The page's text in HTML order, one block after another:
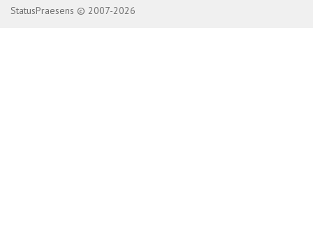
StatusPraesens © 2007-2026